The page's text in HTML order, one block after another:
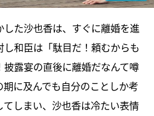
た沙也香は、すぐに離婚を進
和臣は「駄目だ！頼むからも
露宴の直後に離婚だなんて噂
に及んでも自分のことしか考
てしまい、沙也香は冷たい表情